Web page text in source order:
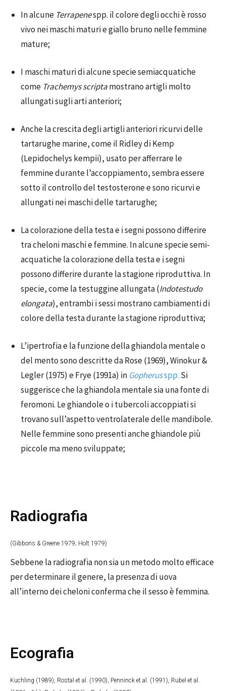
In alcune Terrapenespp. il colore degli occhi è rosso
vivo nei maschi maturi e giallo bruno nelle femmine
mature;
I maschi maturi di alcune specie semiacquatiche
come Trachemys scriptamostrano artigli molto
allungati sugli arti anteriori;
Anche la crescita degli artigli anteriori ricurvi delle
tartarughe marine, come il Ridley di Kemp
(Lepidochelys kempii), usato per afferrare le
femmine durante l’accoppiamento, sembra essere
sotto il controllo del testosterone e sono ricurvi e
allungati nei maschi delle tartarughe;
La colorazione della testa e i segni possono differire
tra cheloni maschi e femmine. In alcune specie semi-
acquatiche la colorazione della testa e i segni
possono differire durante la stagione riproduttiva. In
specie, come la testuggine allungata (Indotestudo
elongata), entrambi i sessi mostrano cambiamenti di
colore della testa durante la stagione riproduttiva;
L’ipertrofia e la funzione della ghiandola mentale o
del mento sono descritte da Rose (1969), Winokur &
Legler (1975) e Frye (1991a) in Gopherusspp. Si
suggerisce che la ghiandola mentale sia una fonte di
feromoni. Le ghiandole o i tubercoli accoppiati si
trovano sull’aspetto ventrolaterale delle mandibole.
Nelle femmine sono presenti anche ghiandole più
piccole ma meno sviluppate;
Radiografia
(Gibbons & Greene 1979; Holt 1979)
Sebbene la radiografia non sia un metodo molto efficace
per determinare il genere, la presenza di uova
all’interno dei cheloni conferma che il sesso è femmina.
Ecografia
Kuchling (1989), Rostal et al. (1990), Penninck et al. (1991), Rubel et al.